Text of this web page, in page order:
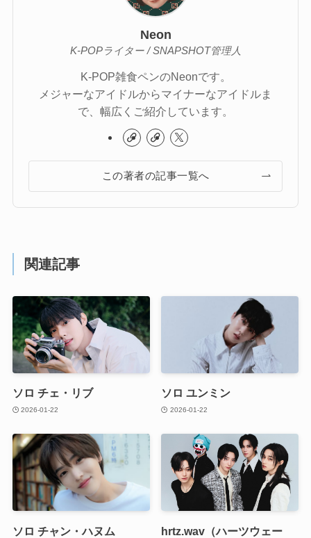
Neon
K-POPライター / SNAPSHOT管理人
K-POP雑食ペンのNeonです。
メジャーなアイドルからマイナーなアイドルま
で、幅広くご紹介しています。
この著者の記事一覧へ
関連記事
ソロ チェ・リブ
2026-01-22
ソロ ユンミン
2026-01-22
ソロ チャン・ハヌム
hrtz.wav（ハーツウェー